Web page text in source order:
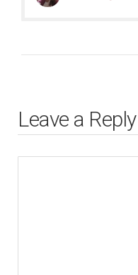
Leave a Reply